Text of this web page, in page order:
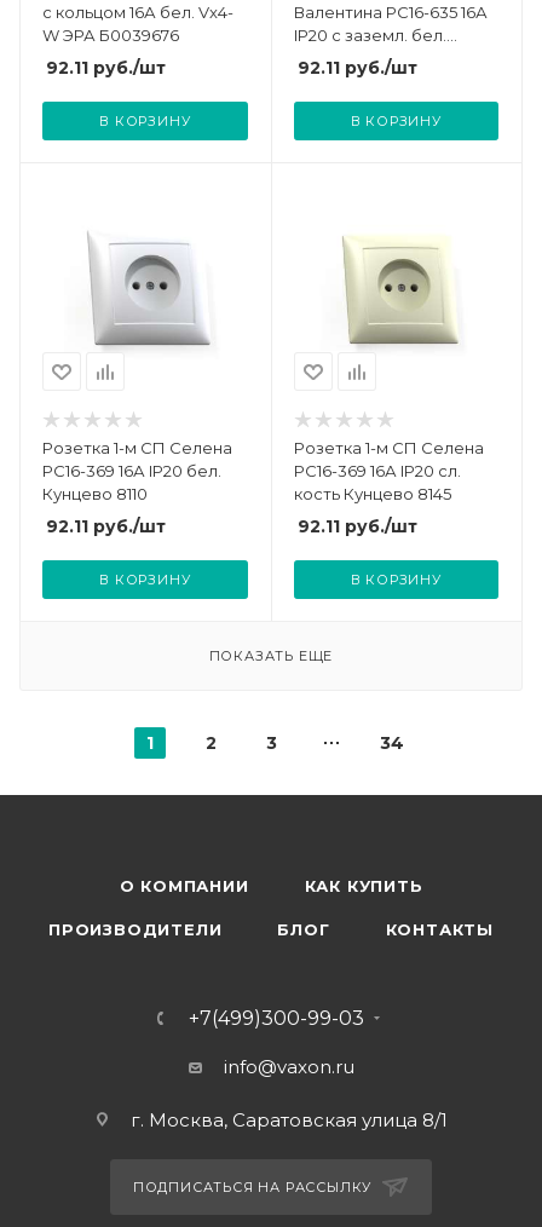
с кольцом 16А бел. Vx4-
W ЭРА Б0039676
92.11 руб./шт
В КОРЗИНУ
Валентина РС16-635 16А
IP20 с заземл. бел.
Кунцево 7653
92.11руб./шт
В КОРЗИНУ
Розетка 1-м СП Селена
РС16-369 16А IP20 бел.
Кунцево 8110
92.11 руб./шт
В КОРЗИНУ
Розетка 1-м СП Селена
РС16-369 16А IP20 сл.
кость Кунцево 8145
92.11руб./шт
В КОРЗИНУ
ПОКАЗАТЬ ЕЩЕ
1 2 3 34
О КОМПАНИИ КАК КУПИТЬ
ПРОИЗВОДИТЕЛИ БЛОГ КОНТАКТЫ
+7(499)300-99-03
info@vaxon.ru
г. Москва, Саратовская улица 8/1
ПОДПИСАТЬСЯ НА РАССЫЛКУ